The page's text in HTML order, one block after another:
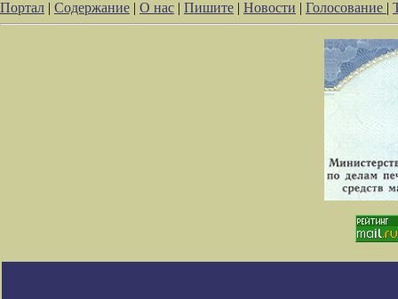
Портал | Содержание | О нас | Пишите | Новости | Голосование |